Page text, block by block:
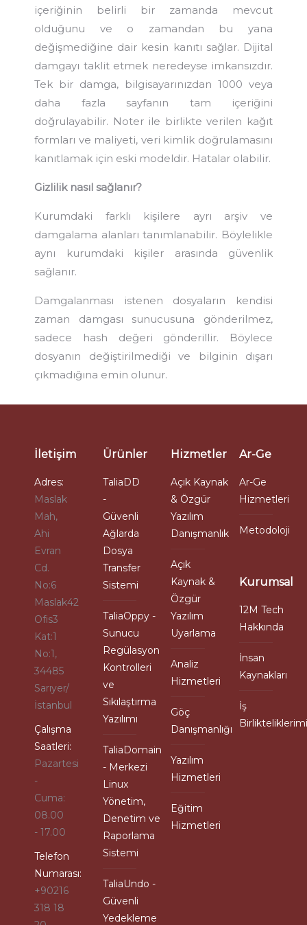
içeriğinin belirli bir zamanda mevcut
olduğunu ve o zamandan bu yana
değişmediğine dair kesin kanıtı sağlar. Dijital
damgayı taklit etmek neredeyse imkansızdır.
Tek bir damga, bilgisayarınızdan 1000 veya
daha fazla sayfanın tam içeriğini
doğrulayabilir. Noter ile birlikte verilen kağıt
formları ve maliyeti, veri kimlik doğrulamasını
kanıtlamak için eski modeldir. Hatalar olabilir.
Gizlilik nasıl sağlanır?
Kurumdaki farklı kişilere ayrı arşiv ve
damgalama alanları tanımlanabilir. Böylelikle
aynı kurumdaki kişiler arasında güvenlik
sağlanır.
Damgalanması istenen dosyaların kendisi
zaman damgası sunucusuna gönderilmez,
sadece hash değeri gönderillir. Böylece
dosyanın değiştirilmediği ve bilginin dışarı
çıkmadığına emin olunur.
İletişim
Adres:
Maslak
Mah,
Ahi
Evran
Cd.
No:6
Maslak42
Ofis3
Kat:1
No:1,
34485
Sarıyer/
İstanbul
Çalışma
Saatleri:
Pazartesi
-
Cuma:
08.00
- 17.00
Telefon
Numarası:
+90216
318 18
Ürünler
TaliaDD
-
Güvenli
Ağlarda
Dosya
Transfer
Sistemi
TaliaOppy -
Sunucu
Regülasyon
Kontrolleri
ve
Sıkılaştırma
Yazılımı
TaliaDomain
- Merkezi
Linux
Yönetim,
Denetim ve
Raporlama
Sistemi
TaliaUndo -
Güvenli
Yedekleme
Hizmetler
Açık Kaynak
& Özgür
Yazılım
Danışmanlık
Açık
Kaynak &
Özgür
Yazılım
Uyarlama
Analiz
Hizmetleri
Göç
Danışmanlığı
Yazılım
Hizmetleri
Eğitim
Hizmetleri
Ar-Ge
Ar-Ge
Hizmetleri
Metodoloji
Kurumsal
12M Tech
Hakkında
İnsan
Kaynakları
İş